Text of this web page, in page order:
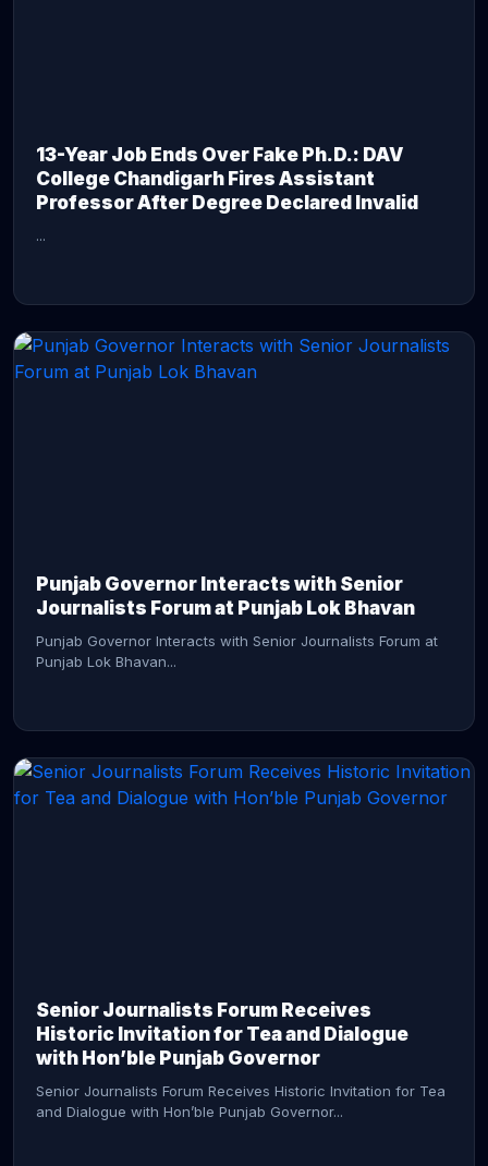
13-Year Job Ends Over Fake Ph.D.: DAV
College Chandigarh Fires Assistant
Professor After Degree Declared Invalid
...
Punjab Governor Interacts with Senior
Journalists Forum at Punjab Lok Bhavan
Punjab Governor Interacts with Senior Journalists Forum at
Punjab Lok Bhavan...
Senior Journalists Forum Receives
Historic Invitation for Tea and Dialogue
with Hon’ble Punjab Governor
Senior Journalists Forum Receives Historic Invitation for Tea
and Dialogue with Hon’ble Punjab Governor...